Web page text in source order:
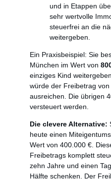
und in Etappen
sehr wertvolle
steuerfrei an die
weitergeben.
Ein Praxisbeispiel: Sie
München im Wert von
einziges Kind
würde der Freibetrag
ausreichen. Die übrigen
versteuert werden.
Die clevere Alternative:
heute einen
Wert von 400.000 €.
Freibetrags komplett
zehn Jahre und einen
Hälfte schenken. Der